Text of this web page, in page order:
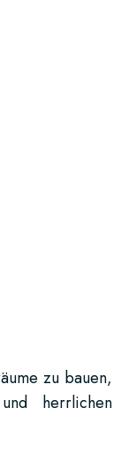
zu bauen,
herrlichen